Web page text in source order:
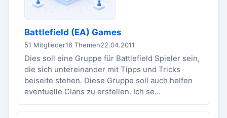
Battlefield (EA) Games
51 Mitglieder16 Themen22.04.2011
Dies soll eine Gruppe für Battlefield Spieler sein,
die sich untereinander mit Tipps und Tricks
beiseite stehen. Diese Gruppe soll auch helfen
eventuelle Clans zu erstellen. Ich se...